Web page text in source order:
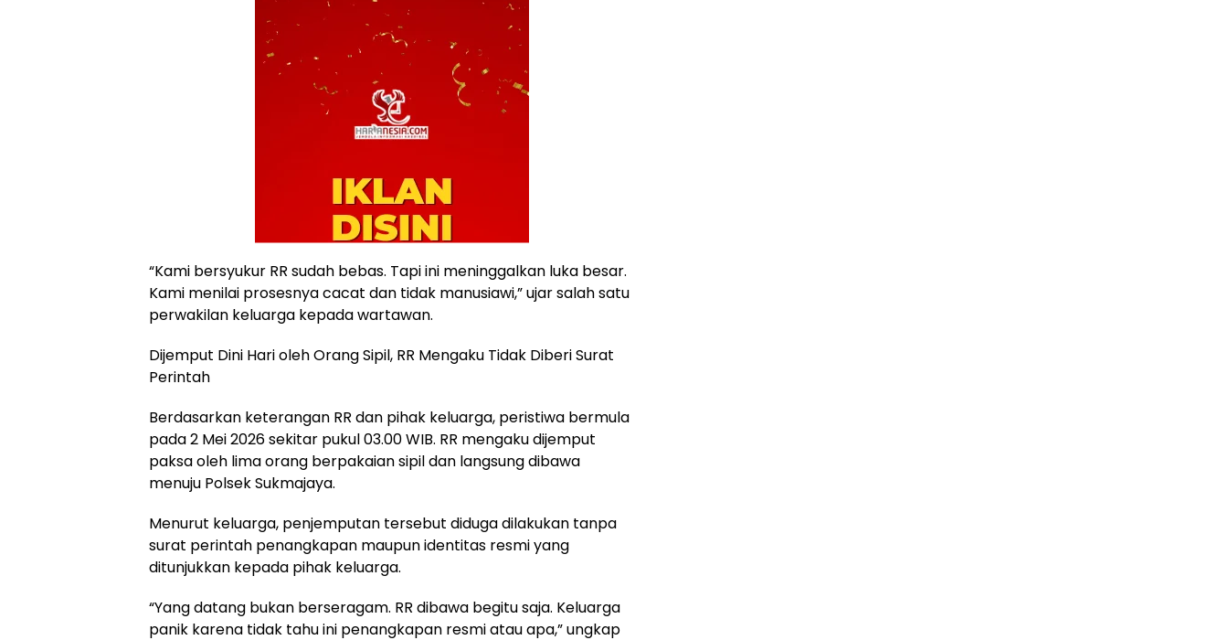
“Kami bersyukur RR sudah bebas. Tapi ini meninggalkan luka besar.
Kami menilai prosesnya cacat dan tidak manusiawi,” ujar salah satu
perwakilan keluarga kepada wartawan.
Dijemput Dini Hari oleh Orang Sipil, RR Mengaku Tidak Diberi Surat
Perintah
Berdasarkan keterangan RR dan pihak keluarga, peristiwa bermula
pada 2 Mei 2026 sekitar pukul 03.00 WIB. RR mengaku dijemput
paksa oleh lima orang berpakaian sipil dan langsung dibawa
menuju Polsek Sukmajaya.
Menurut keluarga, penjemputan tersebut diduga dilakukan tanpa
surat perintah penangkapan maupun identitas resmi yang
ditunjukkan kepada pihak keluarga.
“Yang datang bukan berseragam. RR dibawa begitu saja. Keluarga
panik karena tidak tahu ini penangkapan resmi atau apa,” ungkap